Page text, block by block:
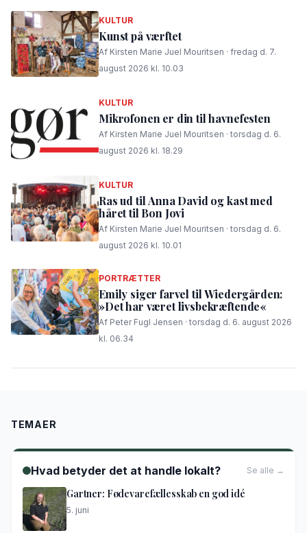
KULTUR
Kunst på værftet
Af Kirsten Marie Juel Mouritsen · fredag d. 7.
august 2026 kl. 10.03
KULTUR
Mikrofonen er din til havnefesten
Af Kirsten Marie Juel Mouritsen · torsdag d. 6.
august 2026 kl. 18.29
KULTUR
Ras ud til Anna David og kast med
håret til Bon Jovi
Af Kirsten Marie Juel Mouritsen · torsdag d. 6.
august 2026 kl. 10.01
PORTRÆTTER
Emily siger farvel til Wiedergården:
»Det har været livsbekræftende«
Af Peter Fugl Jensen · torsdag d. 6. august 2026
kl. 06.34
TEMAER
Hvad betyder det at handle lokalt? Se alle →
Gartner: Fødevarefællesskab en god idé
5. juni